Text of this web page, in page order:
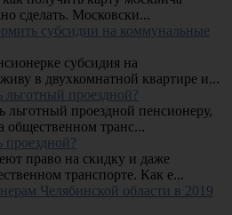
сделать. Московски...
субсидии на коммунальные
субсидия на
в двухкомнатной квартире и...
проездной?
проездной пенсионеру,
общественном транс...
право на скидку и даже
транспорте. Как е...
Челябинской области в 2019